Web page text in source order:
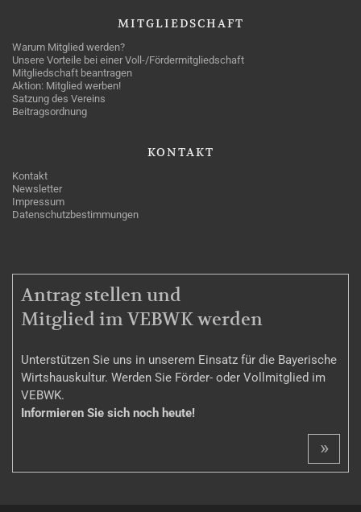
MITGLIEDSCHAFT
Warum Mitglied werden?
Unsere Vorteile bei einer Voll-/Fördermitgliedschaft
Mitgliedschaft beantragen
Aktion: Mitglied werben!
Satzung des Vereins
Beitragsordnung
KONTAKT
Kontakt
Newsletter
Impressum
Datenschutzbestimmungen
MITGLIEDSCHAFT
Antrag stellen und
Mitglied im VEBWK werden
Unterstützen Sie uns in unserem Einsatz für die Bayerische
Wirtshauskultur. Werden Sie Förder- oder Vollmitglied im
VEBWK.
Informieren Sie sich noch heute!
»